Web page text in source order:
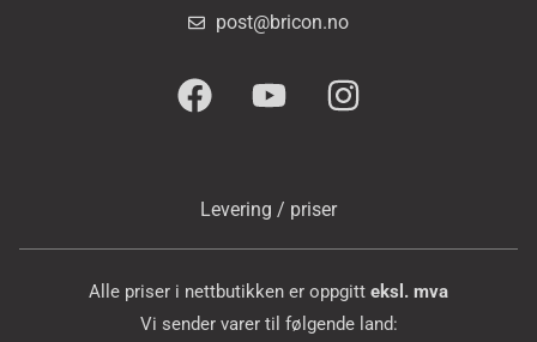
post@bricon.no
Levering / priser
Alle priser i nettbutikken er oppgitt eksl. mva
Vi sender varer til følgende land: